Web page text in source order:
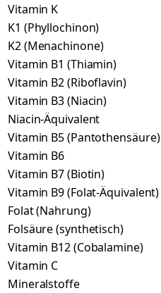
Vitamin K
K1 (Phyllochinon)
K2 (Menachinone)
Vitamin B1 (Thiamin)
Vitamin B2 (Riboflavin)
Vitamin B3 (Niacin)
Niacin-Äquivalent
Vitamin B5 (Pantothensäure)
Vitamin B6
Vitamin B7 (Biotin)
Vitamin B9 (Folat-Äquivalent)
Folat (Nahrung)
Folsäure (synthetisch)
Vitamin B12 (Cobalamine)
Vitamin C
Mineralstoffe